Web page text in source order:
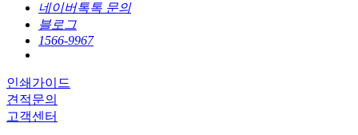
네이버톡톡 문의
블로그
1566-9967
인쇄가이드
견적문의
고객센터